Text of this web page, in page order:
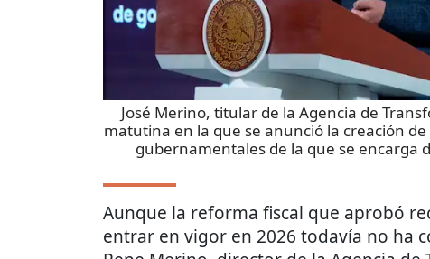
José Merino, titular de la Agencia de
matutina en la que se anunció la creación
gubernamentales de la que se encarga
Aunque la reforma fiscal que aprobó
entrar en vigor en 2026 todavía no ha